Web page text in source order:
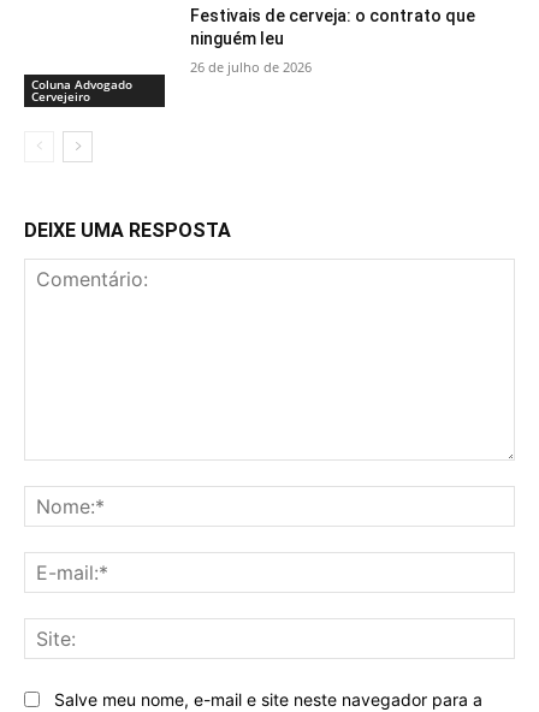
Coluna Advogado
Cervejeiro
Festivais de cerveja: o contrato que
ninguém leu
26 de julho de 2026
DEIXE UMA RESPOSTA
Salve meu nome, e-mail e site neste navegador para a